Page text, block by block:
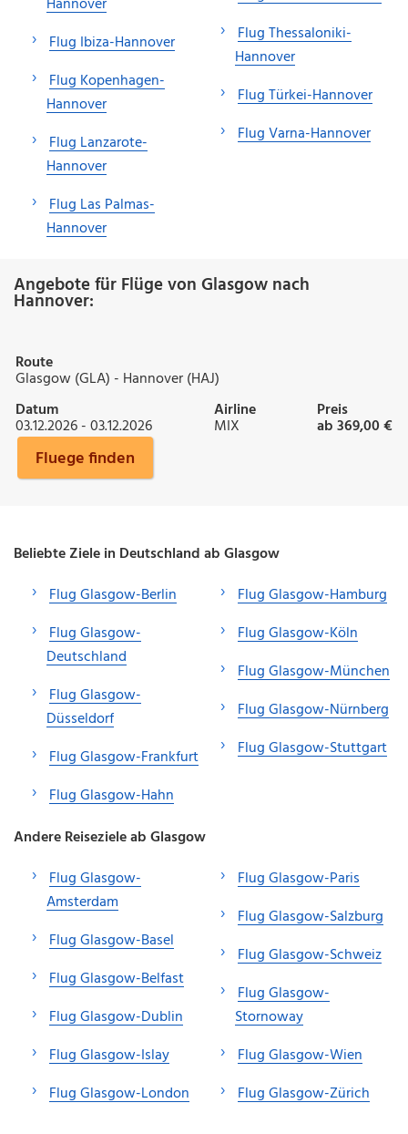
Flug Ibiza-Hannover
Flug Kopenhagen-
Hannover
Flug Lanzarote-
Hannover
Flug Las Palmas-
Hannover
Flug Thessaloniki-
Hannover
Flug Türkei-Hannover
Flug Varna-Hannover
Angebote für Flüge von Glasgow nach
Hannover:
Route
Glasgow (GLA) - Hannover (HAJ)
Datum
03.12.2026 - 03.12.2026
Airline
MIX
Preis
ab 369,00 €
Fluege finden
Beliebte Ziele in Deutschland ab Glasgow
Flug Glasgow-Berlin
Flug Glasgow-
Deutschland
Flug Glasgow-
Düsseldorf
Flug Glasgow-Frankfurt
Flug Glasgow-Hahn
Flug Glasgow-Hamburg
Flug Glasgow-Köln
Flug Glasgow-München
Flug Glasgow-Nürnberg
Flug Glasgow-Stuttgart
Andere Reiseziele ab Glasgow
Flug Glasgow-
Amsterdam
Flug Glasgow-Basel
Flug Glasgow-Belfast
Flug Glasgow-Dublin
Flug Glasgow-Islay
Flug Glasgow-London
Flug Glasgow-Paris
Flug Glasgow-Salzburg
Flug Glasgow-Schweiz
Flug Glasgow-
Stornoway
Flug Glasgow-Wien
Flug Glasgow-Zürich